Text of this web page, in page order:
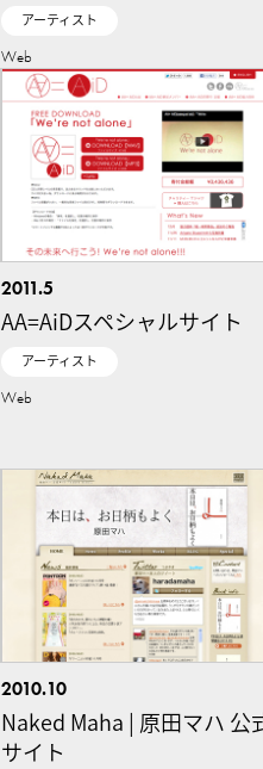
アーティスト
Web
2011.5
AA=AiDスペシャルサイト
アーティスト
Web
2010.10
Naked Maha | 原田マハ 公
サイト